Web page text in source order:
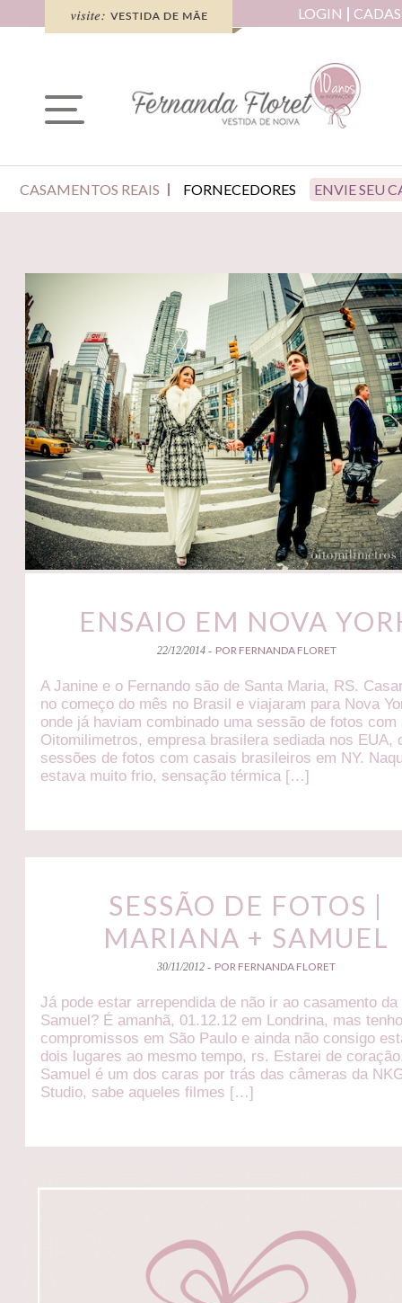
LOGIN
CASAMENTOS REAIS FORNECEDORES ENVIE SEU
ENSAIO EM NOVA
22/12/2014 - POR FERNANDA FLORET
A Janine e o Fernando são de Santa Maria, RS.
no começo do mês no Brasil e viajaram para Nova
onde já haviam combinado uma sessão de fotos com
Oitomilimetros, empresa brasilera sediada nos EUA,
sessões de fotos com casais brasileiros em NY.
estava muito frio, sensação térmica […]
SESSÃO DE FOTOS |
MARIANA + SAMUEL
30/11/2012 - POR FERNANDA FLORET
Já pode estar arrependida de não ir ao casamento
Samuel? É amanhã, 01.12.12 em Londrina, mas
compromissos em São Paulo e ainda não consigo
dois lugares ao mesmo tempo, rs. Estarei de
Samuel é um dos caras por trás das câmeras da
Studio, sabe aqueles filmes […]